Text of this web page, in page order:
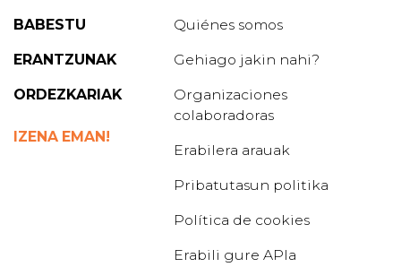
BABESTU
ERANTZUNAK
ORDEZKARIAK
IZENA EMAN!
Quiénes somos
Gehiago jakin nahi?
Organizaciones
colaboradoras
Erabilera arauak
Pribatutasun politika
Política de cookies
Erabili gure APIa